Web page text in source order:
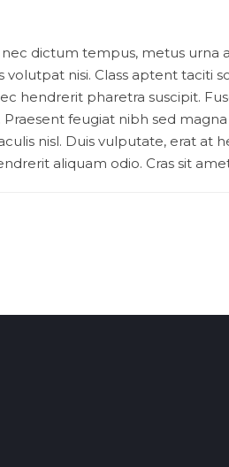
dictum tempus, metus urna
nisi. Class aptent taciti
hendrerit pharetra suscipit.
feugiat nibh sed
nisl. Duis vulputate, erat at
aliquam odio. Cras sit